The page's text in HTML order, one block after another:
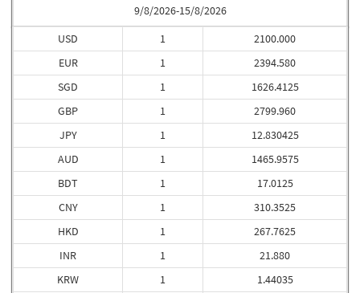
9/8/2026-15/8/2026
USD
EUR
SGD
GBP
JPY
AUD
BDT
CNY
HKD
INR
KRW
1
1
1
1
1
1
1
1
1
1
1
2100.000
2394.580
1626.4125
2799.960
12.830425
1465.9575
17.0125
310.3525
267.7625
21.880
1.44035